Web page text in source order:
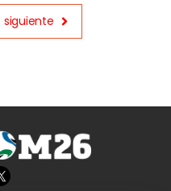
siguiente